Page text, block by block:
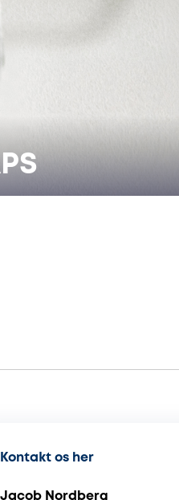
Kontakt os her
Jacob Nordberg